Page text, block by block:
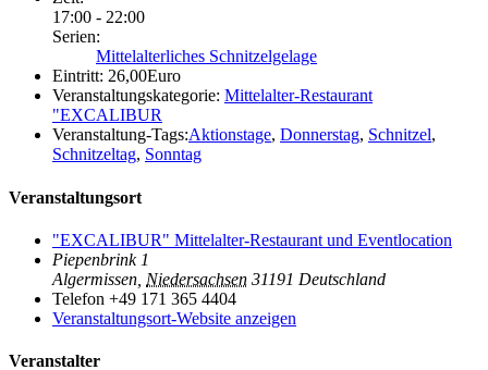
17:00 - 22:00
Serien:
Mittelalterliches Schnitzelgelage
Eintritt: 26,00Euro
Veranstaltungskategorie: Mittelalter-Restaurant
"EXCALIBUR
Veranstaltung-Tags:Aktionstage, Donnerstag, Schnitzel,
Schnitzeltag, Sonntag
Veranstaltungsort
"EXCALIBUR" Mittelalter-Restaurant und Eventlocation
Piepenbrink 1
Algermissen Niedersachsen 31191 Deutschland
Telefon +49 171 365 4404
Veranstaltungsort-Website anzeigen
Veranstalter